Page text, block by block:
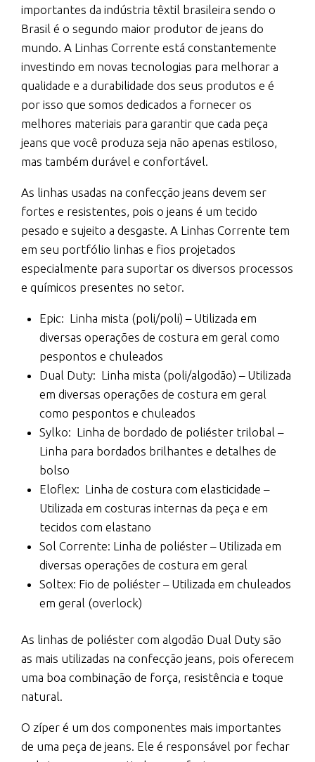
importantes da indústria têxtil brasileira sendo o
Brasil é o segundo maior produtor de jeans do
mundo. A Linhas Corrente está constantemente
investindo em novas tecnologias para melhorar a
qualidade e a durabilidade dos seus produtos e é
por isso que somos dedicados a fornecer os
melhores materiais para garantir que cada peça
jeans que você produza seja não apenas estiloso,
mas também durável e confortável.
As linhas usadas na confecção jeans devem ser
fortes e resistentes, pois o jeans é um tecido
pesado e sujeito a desgaste. A Linhas Corrente tem
em seu portfólio linhas e fios projetados
especialmente para suportar os diversos processos
e químicos presentes no setor.
Epic: Linha mista (poli/poli) – Utilizada em
diversas operações de costura em geral como
pespontos e chuleados
Dual Duty: Linha mista (poli/algodão) – Utilizada
em diversas operações de costura em geral
como pespontos e chuleados
Sylko: Linha de bordado de poliéster trilobal –
Linha para bordados brilhantes e detalhes de
bolso
Eloflex: Linha de costura com elasticidade –
Utilizada em costuras internas da peça e em
tecidos com elastano
Sol Corrente: Linha de poliéster – Utilizada em
diversas operações de costura em geral
Soltex: Fio de poliéster – Utilizada em chuleados
em geral (overlock)
As linhas de poliéster com algodão Dual Duty são
as mais utilizadas na confecção jeans, pois oferecem
uma boa combinação de força, resistência e toque
natural.
O zíper é um dos componentes mais importantes
de uma peça de jeans. Ele é responsável por fechar